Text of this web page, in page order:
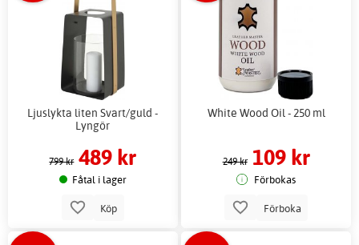
Ljuslykta liten Svart/guld -
Lyngör
799 kr 489 kr
Fåtal i lager
Köp
White Wood Oil - 250 ml
249 kr 109 kr
Förbokas
Förboka